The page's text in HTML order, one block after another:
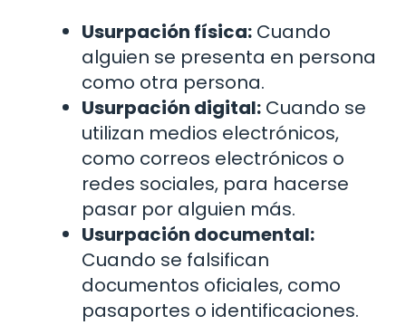
Usurpación física: Cuando
alguien se presenta en persona
como otra persona.
Usurpación digital: Cuando se
utilizan medios electrónicos,
como correos electrónicos o
redes sociales, para hacerse
pasar por alguien más.
Usurpación documental:
Cuando se falsifican
documentos oficiales, como
pasaportes o identificaciones.